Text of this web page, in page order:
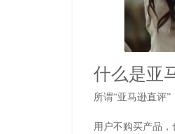
什么是亚
所谓“亚马逊直评”
用户不购买产品，